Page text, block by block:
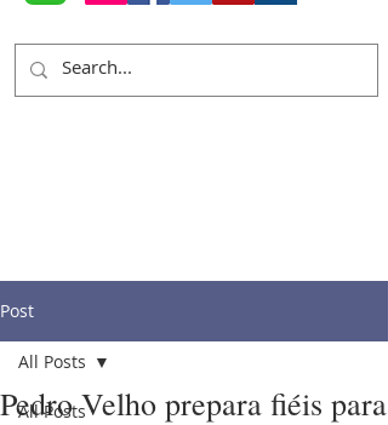
Post
All Posts
All Posts
Pedro Velho prepara fiéis para